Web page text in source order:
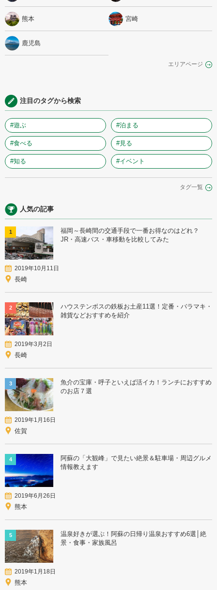
熊本 宮崎
鹿児島
エリアページ
注目のタグから検索
#遊ぶ #泊まる
#食べる #見る
#知る #イベント
タグ一覧
人気の記事
1
福岡～長崎間の交通手段で一番お得なのはどれ？
JR・高速バス・車移動を比較してみた
2019年10月11日
長崎
2
ハウステンボスの鉄板お土産11選！定番・バラマキ・
雑貨などおすすめを紹介
2019年3月2日
長崎
3
魚介の宝庫・呼子といえば活イカ！ランチにおすすめ
のお店７選
2019年1月16日
佐賀
4
阿蘇の「大観峰」で見たい絶景＆駐車場・周辺グルメ
情報教えます
2019年6月26日
熊本
5
温泉好きが選ぶ！阿蘇の日帰り温泉おすすめ6選│絶
景・食事・家族風呂
2019年1月18日
熊本